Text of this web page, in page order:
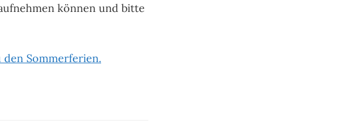
können und bitte
Sommerferien.